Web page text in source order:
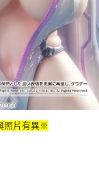
照片有異※